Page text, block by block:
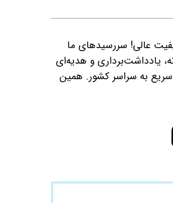
عالی! سررسیدهای ما
یادداشت‌برداری و هدیه‌ای
به سراسر کشور. همین